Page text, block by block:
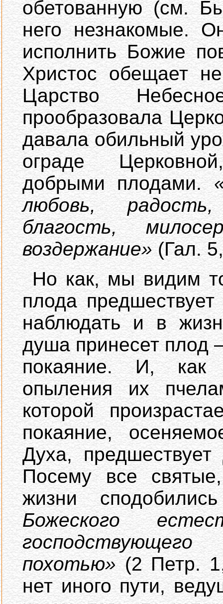
обетованную (см.
него незнакомые.
исполнить Божие
Христос обещает
Царство
прообразовала
давала обильный
ограде
добрыми плодами.
любовь,
благость,
воздержание»(Гал.
Но как, мы видим
плода
наблюдать и в
душа принесет плод
покаяние. И, как
опыления их
которой
покаяние,
Духа,
Посему все
жизни
Божеского
похотью»(2 Петр.
нет иного пути,